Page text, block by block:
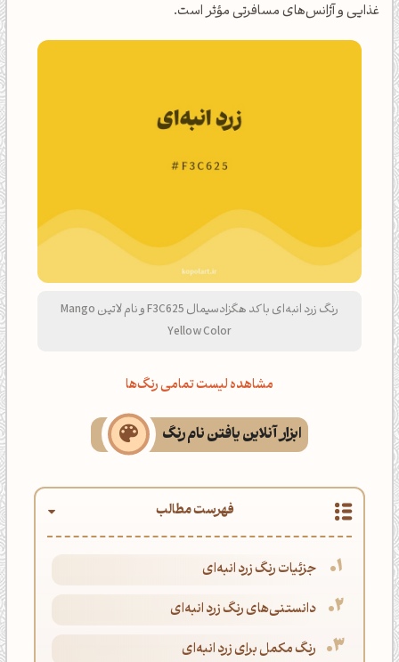
غذایی و آژانس‌های مسافرتی مؤثر است.
رنگ زرد انبه‌ای با کد هگزادسیمال F3C625 و نام لاتین Mango
Yellow Color
مشاهده لیست تمامی رنگ‌ها
ابزار آنلاین یافتن نام رنگ
فهرست مطالب
جزئیات رنگ زرد انبه‌ای
دانستنی‌های رنگ زرد انبه‌ای
رنگ مکمل برای زرد انبه‌ای